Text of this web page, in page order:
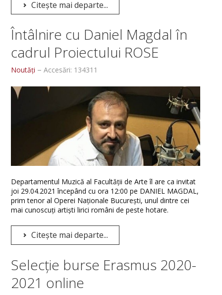
Citește mai departe...
Întâlnire cu Daniel Magdal în
cadrul Proiectului ROSE
Noutăți Accesări: 134311
Departamentul Muzică al Facultății de Arte îl are ca invitat
joi 29.04.2021 începând cu ora 12:00 pe DANIEL MAGDAL,
prim tenor al Operei Naționale București, unul dintre cei
mai cunoscuți artiști lirici români de peste hotare.
Citește mai departe...
Selecție burse Erasmus 2020-
2021 online